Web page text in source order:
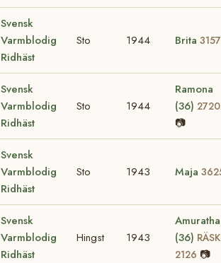
Svensk
Varmblodig
Ridhäst
Sto 1944 Brita 3157
Svensk
Varmblodig
Ridhäst
Sto 1944
Ramona
(36) 2720
📷
Svensk
Varmblodig
Ridhäst
Sto 1943 Maja
Svensk
Varmblodig
Ridhäst
Hingst 1943
Amuratha
(36) RÄSK
2126 📷